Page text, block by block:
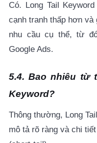
Có. Long Tail
cạnh tranh thấp hơn và
nhu cầu cụ thể, từ
Google Ads.
5.4. Bao nhiêu từ
Keyword?
Thông thường, Long
mô tả rõ ràng và chi